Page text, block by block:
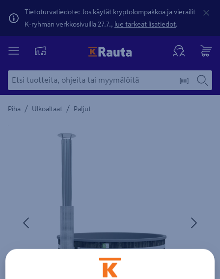
Tietoturvatiedote: Jos käytät kryptolompakkoa ja vierailit
K-ryhmän verkkosivuilla 27.7., lue tärkeät lisätiedot.
Piha / Ulkoaltaat / Paljut
Yksityiskohtainen kuvaus löytyy Tuotteen kuvaus -